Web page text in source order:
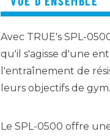
Avec TRUE's SPL-
qu'il s'agisse d'une
l'entraînement de
leurs objectifs de gym.
Le SPL-0500 offre